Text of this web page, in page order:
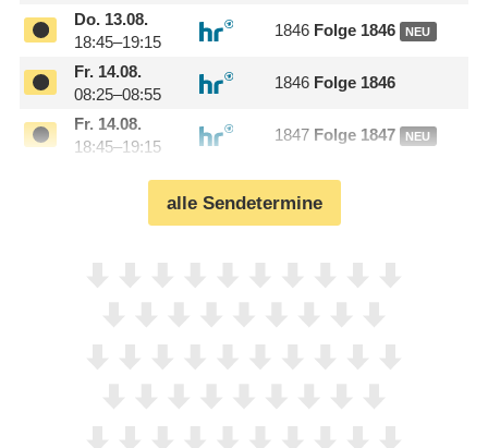
Do.13.08.
18:45–19:15
1846 Folge 1846 NEU
Fr.14.08.
08:25–08:55
1846 Folge 1846
Fr. 14.08.
18:45–19:15
1847 Folge 1847 NEU
alle Sendetermine